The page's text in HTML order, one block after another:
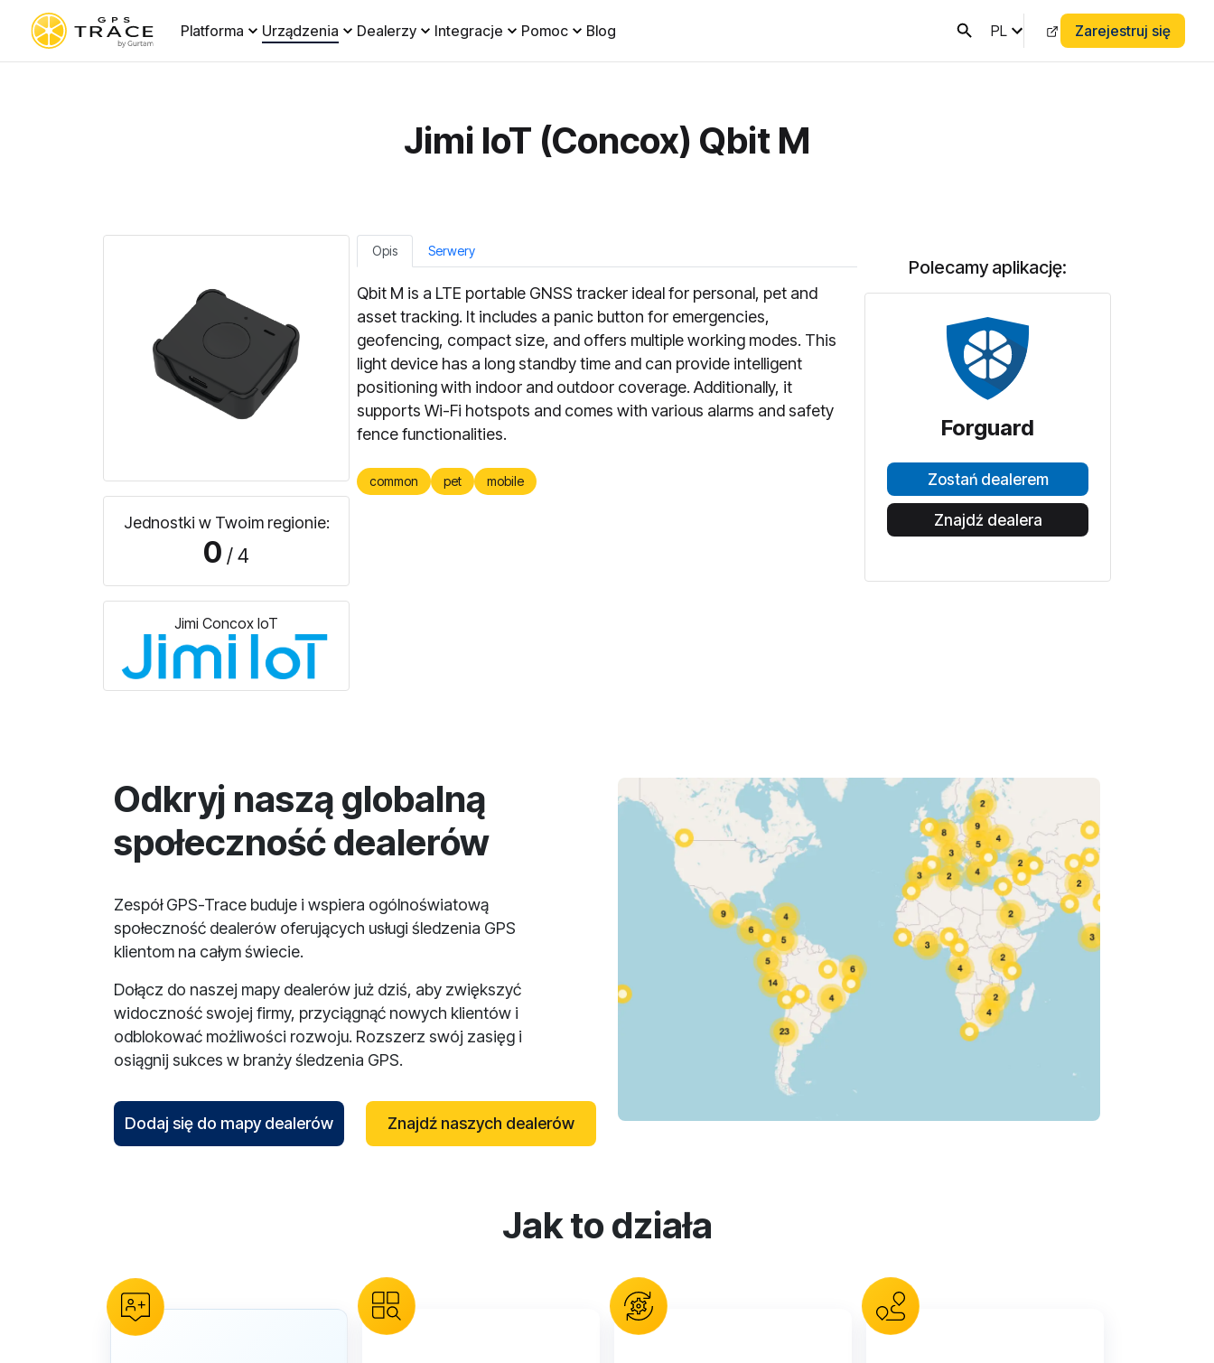
Platforma Urządzenia Dealerzy Integracje Pomoc Blog PL Zarejestruj się
Jimi IoT (Concox) Qbit M
Jednostki w Twoim regionie:
0 / 4
Jimi Concox IoT
Opis Serwery
Qbit M is a LTE portable GNSS tracker ideal for personal, pet and
asset tracking. It includes a panic button for emergencies,
geofencing, compact size, and offers multiple working modes. This
light device has a long standby time and can provide intelligent
positioning with indoor and outdoor coverage. Additionally, it
supports Wi-Fi hotspots and comes with various alarms and safety
fence functionalities.
common pet mobile
Polecamy aplikację:
Forguard
Zostań dealerem
Znajdź dealera
Odkryj naszą globalną
społeczność dealerów
Zespół GPS-Trace buduje i wspiera ogólnoświatową
społeczność dealerów oferujących usługi śledzenia GPS
klientom na całym świecie.
Dołącz do naszej mapy dealerów już dziś, aby zwiększyć
widoczność swojej firmy, przyciągnąć nowych klientów i
odblokować możliwości rozwoju. Rozszerz swój zasięg i
osiągnij sukces w branży śledzenia GPS.
Dodaj się do mapy dealerów Znajdź naszych dealerów
Jak to działa